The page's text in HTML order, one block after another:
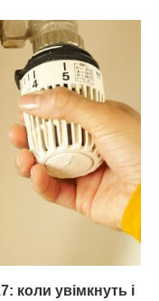
коли увімкнуть і